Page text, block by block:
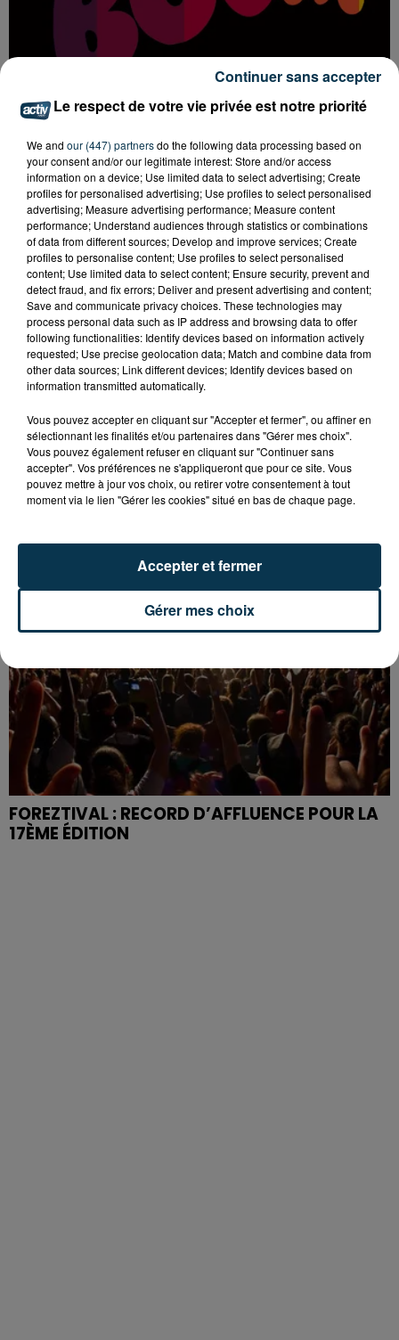
LA BOUM DÉBARQUE À SAINT-ETIENNE !
UN CASTING POUR "N’OUBLIEZ PAS LES
PAROLES !" ORGANISÉ À FIRMINY
FOREZTIVAL : RECORD D’AFFLUENCE POUR LA
17ÈME ÉDITION
Le respect de votre vie privée est notre priorité
We and our (447) partnersdo the following data processing based on
your consent and/or our legitimate interest: Store and/or access
information on a device; Use limited data to select advertising; Create
profiles for personalised advertising; Use profiles to select personalised
advertising; Measure advertising performance; Measure content
performance; Understand audiences through statistics or combinations
of data from different sources; Develop and improve services; Create
profiles to personalise content; Use profiles to select personalised
content; Use limited data to select content; Ensure security, prevent and
detect fraud, and fix errors; Deliver and present advertising and content;
Save and communicate privacy choices. These technologies may
process personal data such as IP address and browsing data to offer
following functionalities: Identify devices based on information actively
requested; Use precise geolocation data; Match and combine data from
other data sources; Link different devices; Identify devices based on
information transmitted automatically.
Vous pouvez accepter en cliquant sur "Accepter et fermer", ou affiner en
sélectionnant les finalités et/ou partenaires dans "Gérer mes choix".
Vous pouvez également refuser en cliquant sur "Continuer sans
accepter". Vos préférences ne s'appliqueront que pour ce site. Vous
pouvez mettre à jour vos choix, ou retirer votre consentement à tout
moment via le lien "Gérer les cookies" situé en bas de chaque page.
Gérer mes choix
Accepter et fermer
Continuer sans accepter